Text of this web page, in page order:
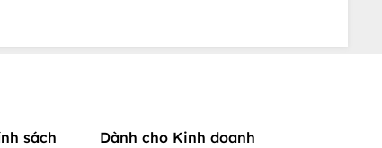
sách Dành cho Kinh doanh